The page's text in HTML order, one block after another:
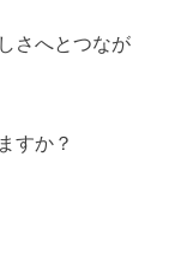
さへとつなが
すか？